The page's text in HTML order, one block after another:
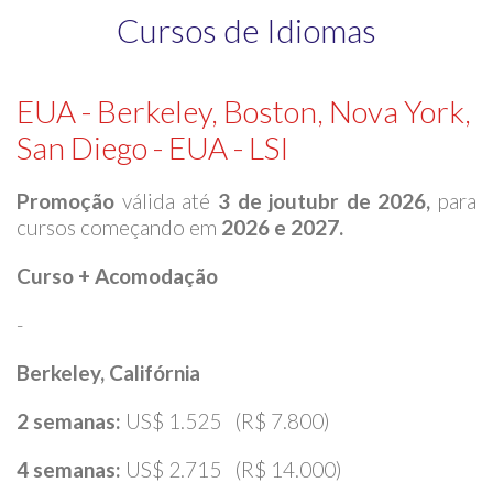
Cursos de Idiomas
EUA - Berkeley, Boston, Nova York,
San Diego - EUA - LSI
Promoção válida até 3 de joutubr de 2026, para
cursos começando em 2026 e 2027.
Curso + Acomodação
-
Berkeley, Califórnia
2 semanas: US$ 1.525 (R$ 7.800)
4 semanas: US$ 2.715 (R$ 14.000)